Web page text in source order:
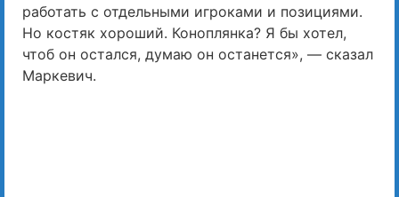
работать с отдельными игроками и позициями.
Но костяк хороший. Коноплянка? Я бы хотел,
чтоб он остался, думаю он останется», — сказал
Маркевич.